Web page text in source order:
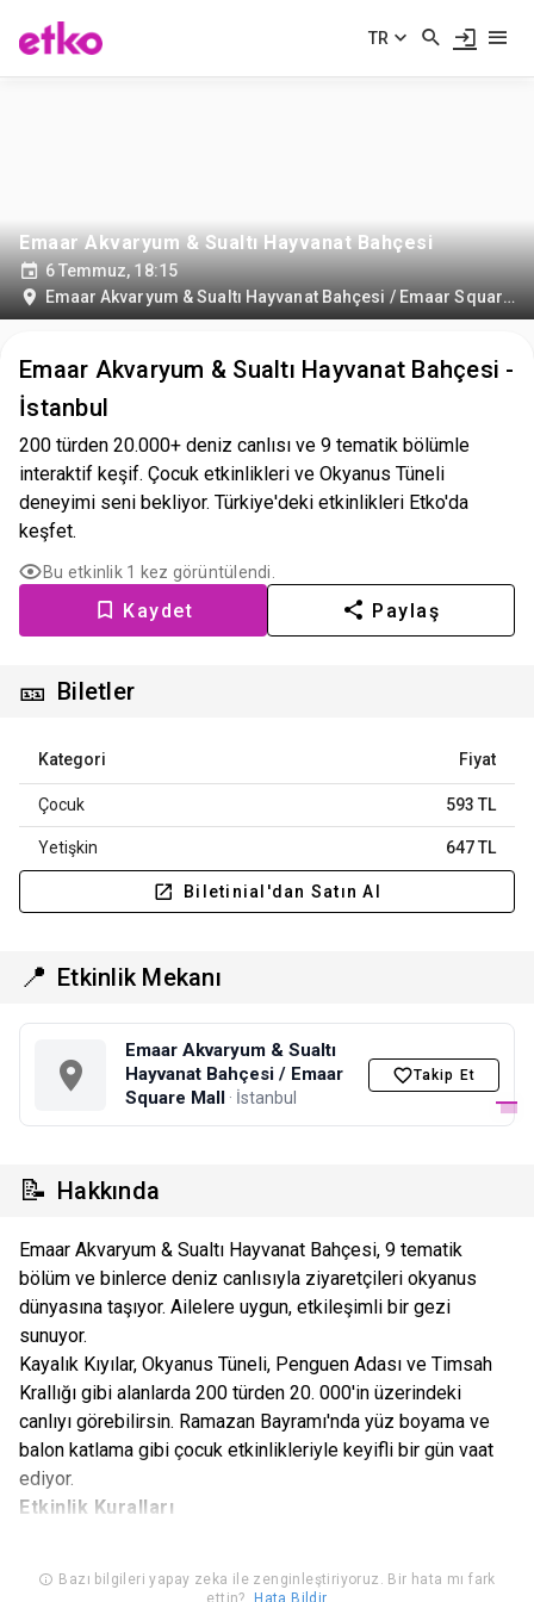
TR
Emaar Akvaryum & Sualtı Hayvanat Bahçesi
6 Temmuz, 18:15
Emaar Akvaryum & Sualtı Hayvanat Bahçesi / Emaar Square Mall
Emaar Akvaryum & Sualtı Hayvanat Bahçesi -
İstanbul
200 türden 20.000+ deniz canlısı ve 9 tematik bölümle
interaktif keşif. Çocuk etkinlikleri ve Okyanus Tüneli
deneyimi seni bekliyor. Türkiye'deki etkinlikleri Etko'da
keşfet.
Bu etkinlik 1 kez görüntülendi.
Kaydet Paylaş
🎫 Biletler
Kategori Fiyat
Çocuk 593 TL
Yetişkin 647 TL
Biletinial'dan Satın Al
📍 Etkinlik Mekanı
Emaar Akvaryum & Sualtı
Hayvanat Bahçesi / Emaar
Square Mall · İstanbul
Takip Et
📝 Hakkında
Emaar Akvaryum & Sualtı Hayvanat Bahçesi, 9 tematik
bölüm ve binlerce deniz canlısıyla ziyaretçileri okyanus
dünyasına taşıyor. Ailelere uygun, etkileşimli bir gezi
sunuyor.
Kayalık Kıyılar, Okyanus Tüneli, Penguen Adası ve Timsah
Krallığı gibi alanlarda 200 türden 20. 000'in üzerindeki
canlıyı görebilirsin. Ramazan Bayramı'nda yüz boyama ve
balon katlama gibi çocuk etkinlikleriyle keyifli bir gün vaat
ediyor.
Etkinlik Kuralları
bilet bedeli ve hizmet bedeli iadesi ve/ veya değişiklik
Bazı bilgileri yapay zeka ile zenginleştiriyoruz. Bir hata mı fark
ettin?
Hata Bildir